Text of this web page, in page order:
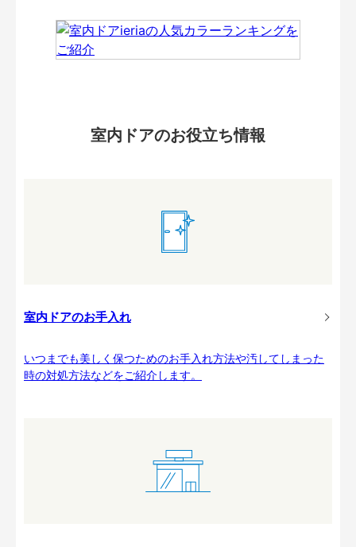
室内ドアのお役立ち情報
室内ドアのお手入れ
いつまでも美しく保つためのお手入れ方法や汚してしまった
時の対処方法などをご紹介します。